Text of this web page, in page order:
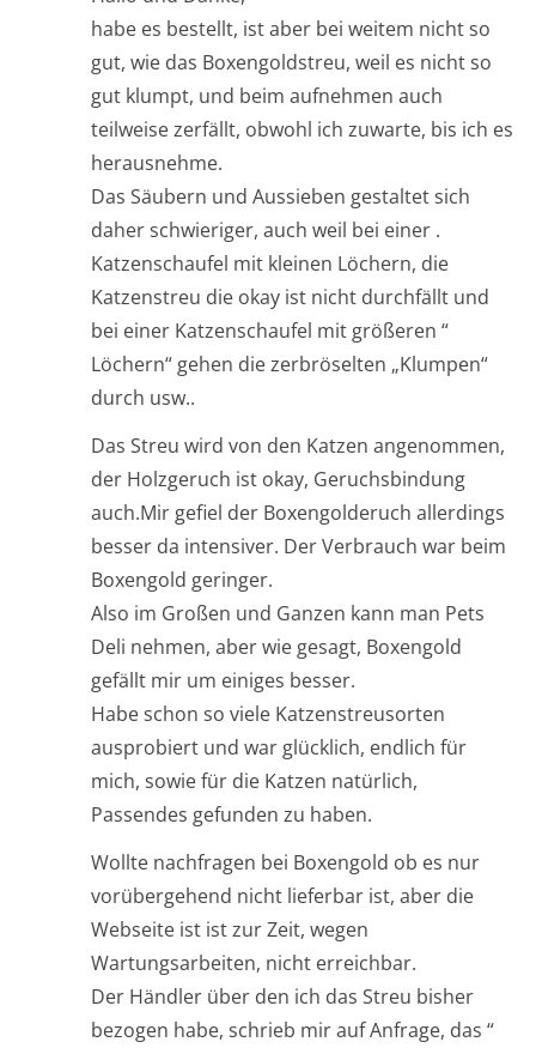
habe es bestellt, ist aber bei weitem nicht so
gut, wie das Boxengoldstreu, weil es nicht so
gut klumpt, und beim aufnehmen auch
teilweise zerfällt, obwohl ich zuwarte, bis ich es
herausnehme.
Das Säubern und Aussieben gestaltet sich
daher schwieriger, auch weil bei einer .
Katzenschaufel mit kleinen Löchern, die
Katzenstreu die okay ist nicht durchfällt und
bei einer Katzenschaufel mit größeren “
Löchern“ gehen die zerbröselten „Klumpen“
durch usw..
Das Streu wird von den Katzen angenommen,
der Holzgeruch ist okay, Geruchsbindung
auch.Mir gefiel der Boxengolderuch allerdings
besser da intensiver. Der Verbrauch war beim
Boxengold geringer.
Also im Großen und Ganzen kann man Pets
Deli nehmen, aber wie gesagt, Boxengold
gefällt mir um einiges besser.
Habe schon so viele Katzenstreusorten
ausprobiert und war glücklich, endlich für
mich, sowie für die Katzen natürlich,
Passendes gefunden zu haben.
Wollte nachfragen bei Boxengold ob es nur
vorübergehend nicht lieferbar ist, aber die
Webseite ist ist zur Zeit, wegen
Wartungsarbeiten, nicht erreichbar.
Der Händler über den ich das Streu bisher
bezogen habe, schrieb mir auf Anfrage, das “